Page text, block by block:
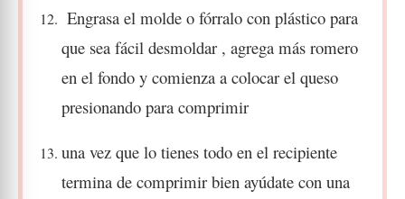
Engrasa el molde o fórralo con plástico para
que sea fácil desmoldar , agrega más romero
en el fondo y comienza a colocar el queso
presionando para comprimir
una vez que lo tienes todo en el recipiente
termina de comprimir bien ayúdate con una